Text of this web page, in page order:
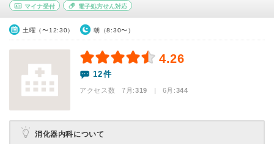
マイナ受付 電子処方せん対応
土曜（〜12:30） 朝（8:30〜）
4.26
12件
アクセス数 7月:319 | 6月:344
消化器内科について